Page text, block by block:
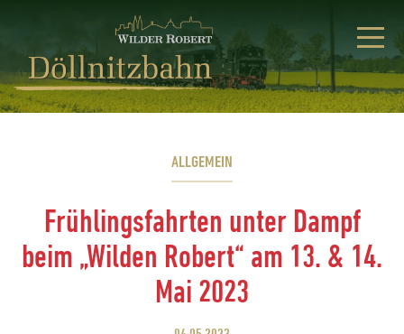
ALLGEMEIN
Frühlingsfahrten unter Dampf
beim „Wilden Robert“ am 13. & 14.
Mai 2023